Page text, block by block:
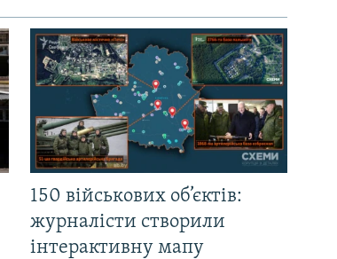
150 військових об’єктів:
журналісти створили
інтерактивну мапу